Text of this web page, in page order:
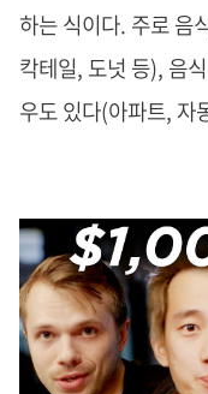
하는 식이다. 주로 음
칵테일, 도넛 등), 음
우도 있다(아파트, 자